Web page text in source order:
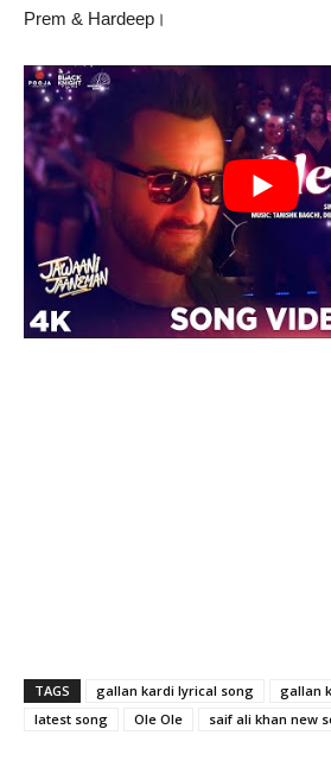
Prem & Hardeep।
TAGS gallan kardi lyrical song
gallan
latest song
Ole Ole saif ali khan new